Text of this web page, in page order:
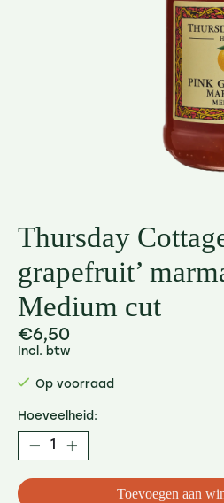
Thursday
grapefruit’
Medium cut
€6,50
Incl. btw
Op voorraad
Hoeveelheid:
Toevoegen aan